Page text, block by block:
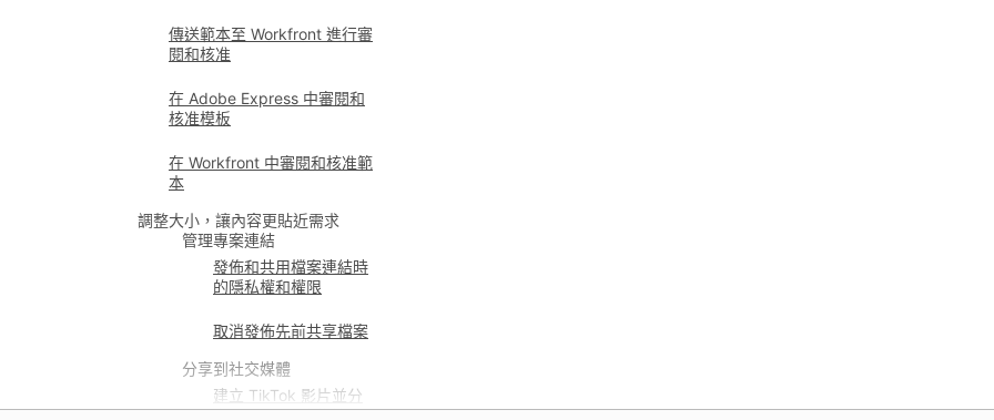
傳送範本至 Workfront 進行審
閱和核准
在 Adobe Express 中審閱和
核准模板
在 Workfront 中審閱和核准範
本
調整大小，讓內容更貼近需求
管理專案連結
發佈和共用檔案連結時
的隱私權和權限
取消發佈先前共享檔案
分享到社交媒體
建立 TikTok 影片並分
享至 TikTok 廣告管理